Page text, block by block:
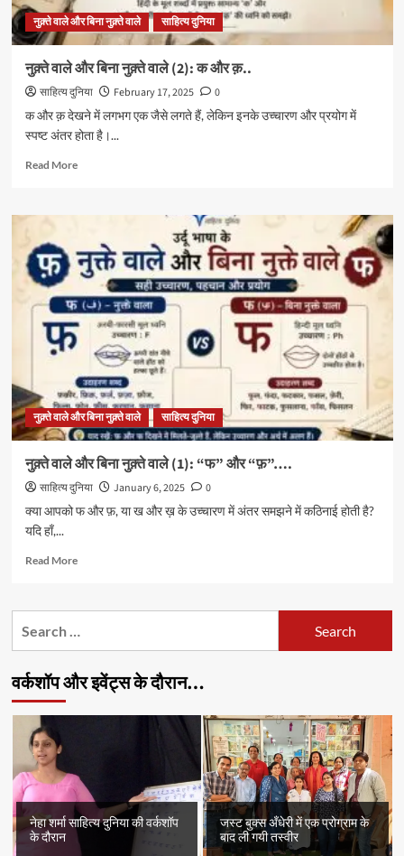
नुक़्ते वाले और बिना नुक़्ते वाले साहित्य दुनिया
नुक़्ते वाले और बिना नुक़्ते वाले (2): क और क़..
साहित्य दुनिया February 17, 2025
0
क और क़ देखने में लगभग एक जैसे लगते हैं, लेकिन इनके उच्चारण और प्रयोग में
स्पष्ट अंतर होता है।...
Read MoreRead
नुक़्ते
और
बिना
नुक़्ते
वाले
(2):
क
और
नुक़्ते वाले और बिना नुक़्ते वाले साहित्य दुनिया
नुक़्ते वाले और बिना नुक़्ते वाले (1): “फ” और “फ़”….
साहित्य दुनिया January 6, 2025
0
क्या आपको फ और फ़, या ख और ख़ के उच्चारण में अंतर समझने में कठिनाई होती है?
यदि हाँ,...
Read MoreRead
नुक़्ते
नुक़्ते
(1):
वर्कशॉप और इवेंट्स के दौरान…
नेहा शर्मा साहित्य दुनिया की वर्कशॉप
के दौरान
जस्ट बुक्स अँधेरी में एक प्रोग्राम के
बाद ली गयी तस्वीर